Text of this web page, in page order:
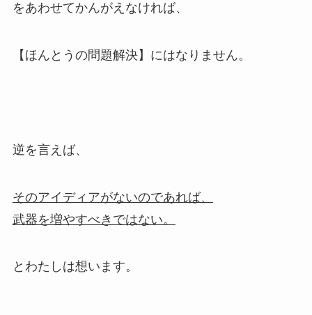
をあわせてかんがえなければ、
【ほんとうの問題解決】にはなりません。
逆を言えば、
そのアイディアがないのであれば、
武器を増やすべきではない。
とわたしは想います。